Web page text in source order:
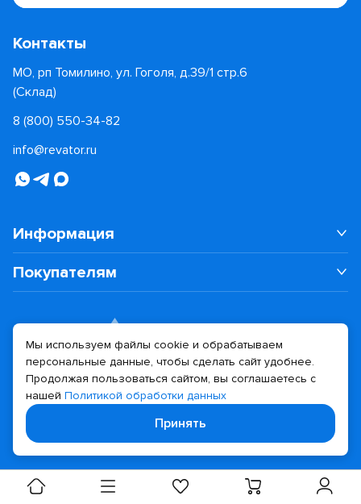
Контакты
МО, рп Томилино, ул. Гоголя, д.39/1 стр.6
(Склад)
8 (800) 550-34-82
info@revator.ru
Информация
Покупателям
Политика конфиденциальности
Дизайн сайта Разработка сайта
Мы используем файлы cookie и обрабатываем
персональные данные, чтобы сделать сайт удобнее.
Продолжая пользоваться сайтом, вы соглашаетесь с
нашей Политикой обработки данных
Принять